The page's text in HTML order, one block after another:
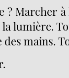
? Marcher
lumière.
des mains.